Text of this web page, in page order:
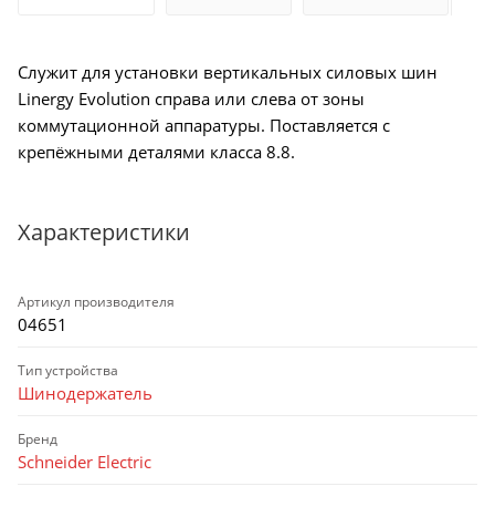
Служит для установки вертикальных силовых шин
Linergy Evolution справа или слева от зоны
коммутационной аппаратуры. Поставляется с
крепёжными деталями класса 8.8.
Характеристики
Артикул производителя
04651
Тип устройства
Шинодержатель
Бренд
Schneider Electric